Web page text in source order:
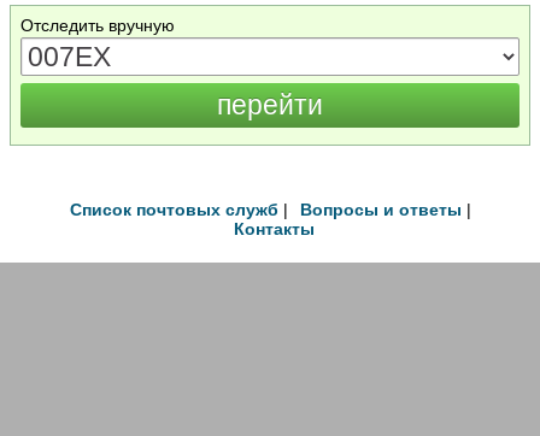
Отследить вручную
Список почтовых служб | Вопросы и ответы |
Контакты